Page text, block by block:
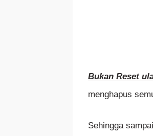
Bukan Reset
menghapus
Sehingga